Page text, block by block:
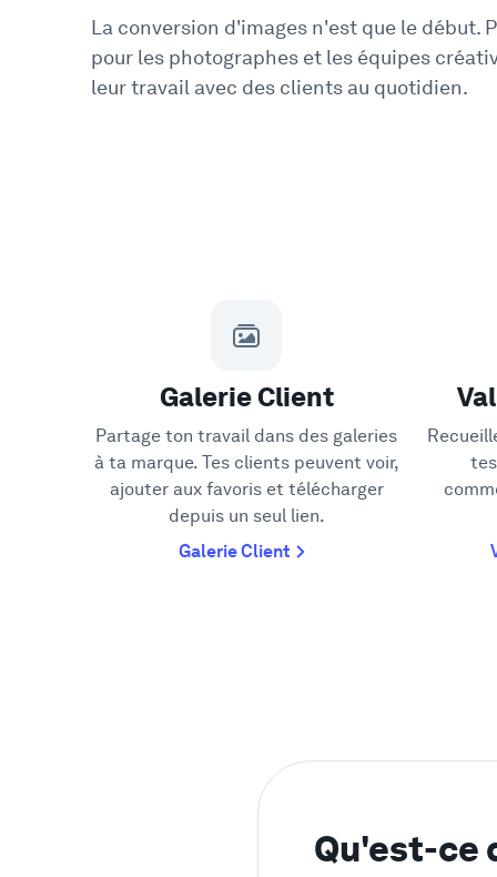
La conversion d'images n'est que le début.
pour les photographes et les équipes
leur travail avec des clients au quotidien.
Galerie Client
Partage ton travail dans des galeries
à ta marque. Tes clients peuvent voir,
ajouter aux favoris et télécharger
depuis un seul lien.
Galerie Client
Qu'est-ce